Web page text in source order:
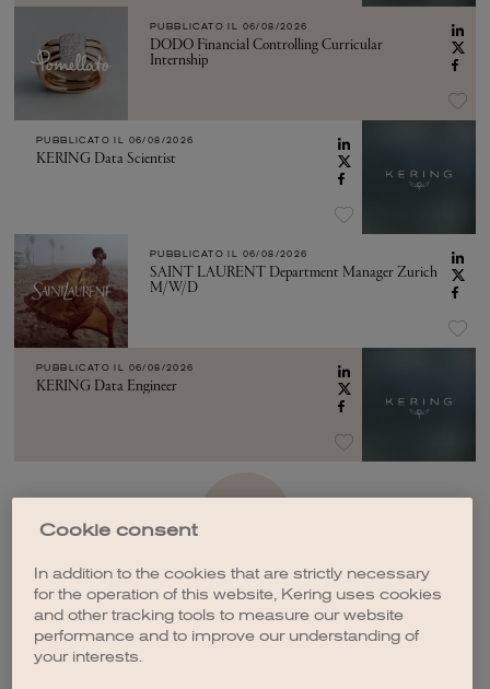
PUBBLICATO IL 06/08/2026
DODO Financial Controlling Curricular
Internship
PUBBLICATO IL 06/08/2026
KERING Data Scientist
PUBBLICATO IL 06/08/2026
SAINT LAURENT Department Manager Zurich
M/W/D
PUBBLICATO IL 06/08/2026
KERING Data Engineer
Cookie consent
In addition to the cookies that are strictly necessary
for the operation of this website, Kering uses cookies
and other tracking tools to measure our website
performance and to improve our understanding of
your interests.